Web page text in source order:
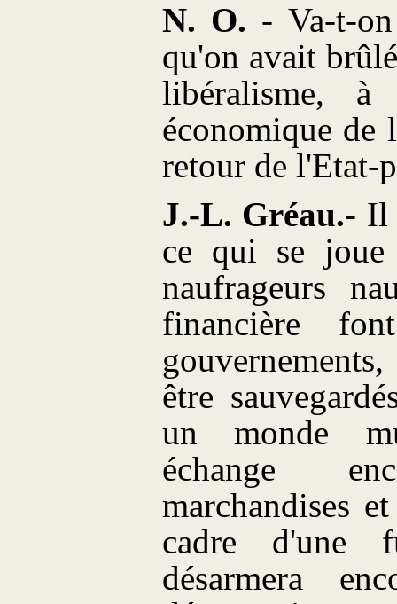
N. O. - Va-t-
qu'on avait
libéralisme, à
économique de
retour de l'Etat-
J.-L. Gréau.- Il
ce qui se
naufrageurs
financière
être
un monde
échange
marchandises
cadre d'une
désarmera